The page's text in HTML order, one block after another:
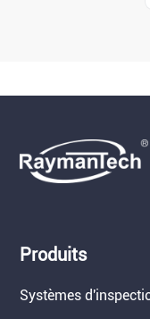
Produits
Systèmes